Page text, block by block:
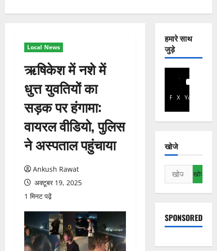
Local News
ऋषिकेश में नशे में
धुत्त युवतियों का
सड़क पर हंगामा:
वायरल वीडियो, पुलिस
ने अस्पताल पहुंचाया
Ankush Rawat
अक्टूबर 19, 2025
1 मिनट पढ़ें
हमारे साथ
जुड़े
Facebook
X YouTube
खोजे
निम्न
को
खोजें:
SPONSORED